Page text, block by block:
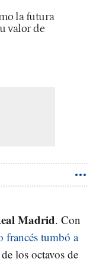
la futura
valor de
Madrid. Con
francés tumbó a
los octavos de